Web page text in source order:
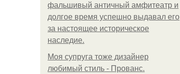
фальшивый античный амфитеатр и
долгое время успешно выдавал его
за настоящее историческое
наследие.
Моя супруга тоже дизайнер
любимый стиль - Прованс.